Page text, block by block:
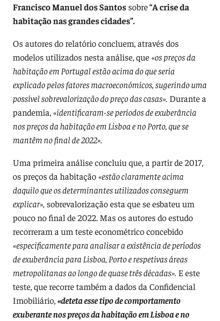
Francisco Manuel dos Santossobre“A crise da
habitação nas grandes cidades”.
Os autores do relatório concluem, através dos
modelos utilizados nesta análise, que «os preços da
habitação em Portugal estão acima do que seria
explicado pelos fatores macroeconómicos, sugerindo uma
possível sobrevalorização do preço das casas». Durante a
pandemia, «identificaram-se períodos de exuberância
nos preços da habitação em Lisboa e no Porto, que se
mantêm no final de 2022».
Uma primeira análise concluiu que, a partir de 2017,
os preços da habitação «estão claramente acima
daquilo que os determinantes utilizados conseguem
explicar», sobrevalorização esta que se esbateu um
pouco no final de 2022. Mas os autores do estudo
recorreram a um teste econométrico concebido
«especificamente para analisar a existência de períodos
de exuberância para Lisboa, Porto e respetivas áreas
metropolitanas ao longo de quase três décadas». E este
teste, que recorre também a dados da Confidencial
Imobiliário,«deteta esse tipo de comportamento
exuberante nos preços da habitação em Lisboa e no